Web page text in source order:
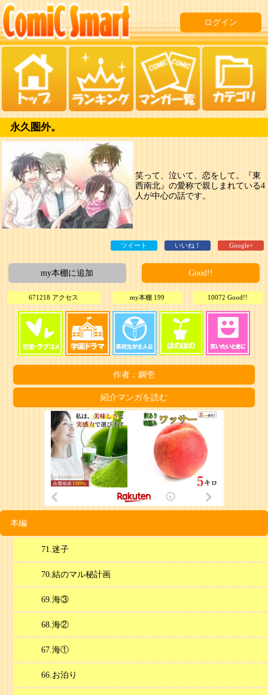
ログイン
永久圏外。
笑って、泣いて、恋をして。『東
西南北』の愛称で親しまれている4
人が中心の話です。
ツイート いいね！ Google+
my本棚に追加 Good!!
671218 アクセス my本棚 199 10072 Good!!
作者：鋼壱
紹介マンガを読む
本編
71.迷子
70.結のマル秘計画
69.海③
68.海②
67.海①
66.お泊り